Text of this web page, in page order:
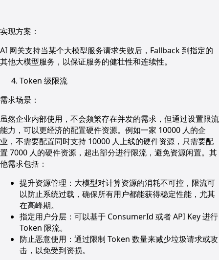
实现方案：
AI 网关支持当某个大模型服务请求失败后，Fallback 到指定的
其他大模型服务，以保证服务的健壮性和连续性。
Token 级限流
需求场景：
虽然企业内部使用，不会频繁存在并发的需求，但通过设置限流
能力，可以更经济的配置硬件资源。例如一家 10000 人的企
业，不需要配置同时支持 10000 人上线的硬件资源，只需要配
置 7000 人的硬件资源，超出部分进行限流，避免资源闲置。其
他需求包括：
提升资源管理：大模型对计算资源的消耗不可控，限流可
以防止系统过载，确保所有用户都能获得稳定性能，尤其
在高峰期。
指定用户分层：可以基于 ConsumerId 或者 API Key 进行
Token 限流。
防止恶意使用：通过限制 Token 数量来减少垃圾请求或攻
击，以免受到资损。